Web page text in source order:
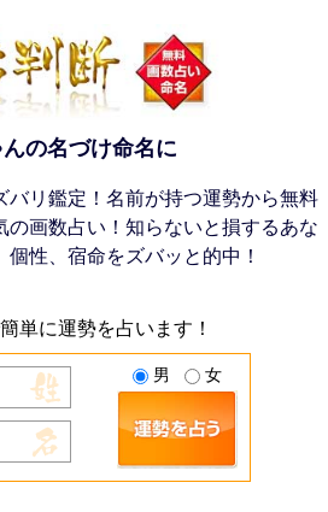
の名づけ命名に
バリ鑑定！名前が持つ運勢から無料
の画数占い！知らないと損するあな
性、宿命をズバッと的中！
単に運勢を占います！
男 女